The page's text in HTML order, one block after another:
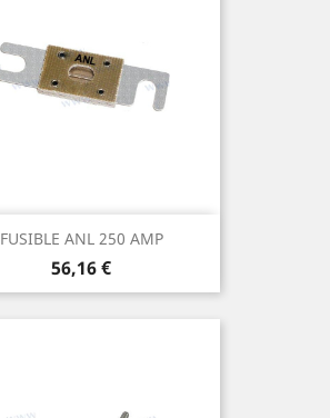
FUSIBLE ANL 250 AMP
Prix
56,16 €